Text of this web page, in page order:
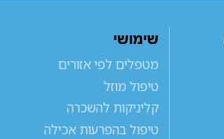
שימושי
מטפלים לפי אזורים
טיפול מוזל
קליניקות להשכרה
טיפול בהפרעות אכילה